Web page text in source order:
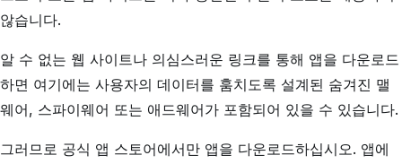
않습니다.
알 수 없는 웹 사이트나 의심스러운 링크를 통해 앱을 다운로드
하면 여기에는 사용자의 데이터를 훔치도록 설계된 숨겨진 맬
웨어, 스파이웨어 또는 애드웨어가 포함되어 있을 수 있습니다.
그러므로 공식 앱 스토어에서만 앱을 다운로드하십시오. 앱에